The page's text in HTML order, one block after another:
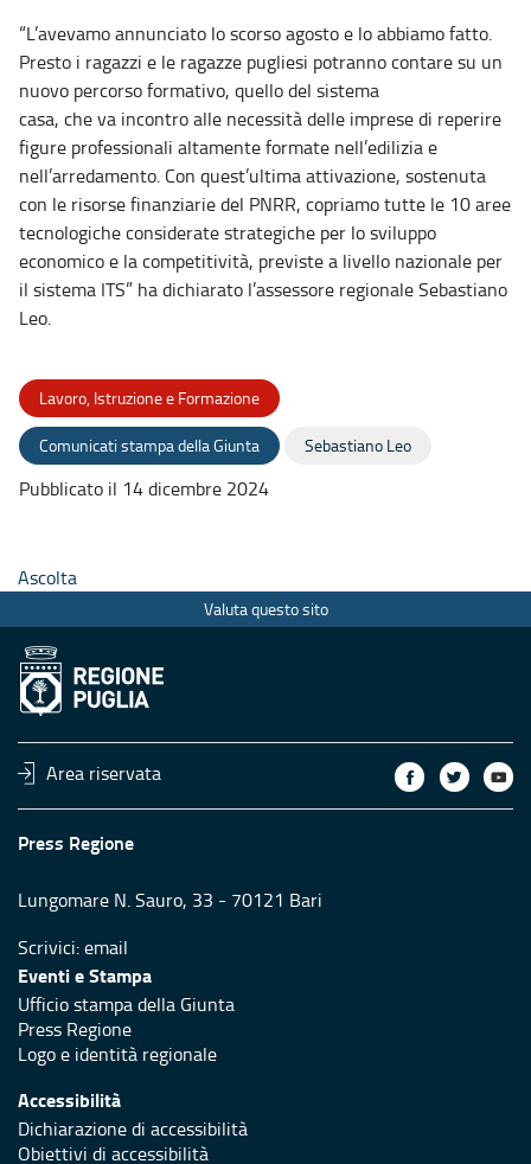
“L’avevamo annunciato lo scorso agosto e lo abbiamo fatto.
Presto i ragazzi e le ragazze pugliesi potranno contare su un
nuovo percorso formativo, quello del sistema
casa, che va incontro alle necessità delle imprese di reperire
figure professionali altamente formate nell’edilizia e
nell’arredamento. Con quest’ultima attivazione, sostenuta
con le risorse finanziarie del PNRR, copriamo tutte le 10 aree
tecnologiche considerate strategiche per lo sviluppo
economico e la competitività, previste a livello nazionale per
il sistema ITS” ha dichiarato l’assessore regionale Sebastiano
Leo.
Lavoro, Istruzione e Formazione
Comunicati stampa della Giunta Sebastiano Leo
Pubblicato il 14 dicembre 2024
Ascolta
Valuta questo sito
Area riservata
Press Regione
Lungomare N. Sauro, 33 - 70121 Bari
Scrivici:email
Eventi e Stampa
Ufficio stampa della Giunta
Press Regione
Logo e identità regionale
Accessibilità
Dichiarazione di accessibilità
Obiettivi di accessibilità